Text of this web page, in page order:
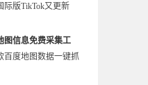
际版TikTok又更新
图信息免费采集工
百度地图数据一键抓